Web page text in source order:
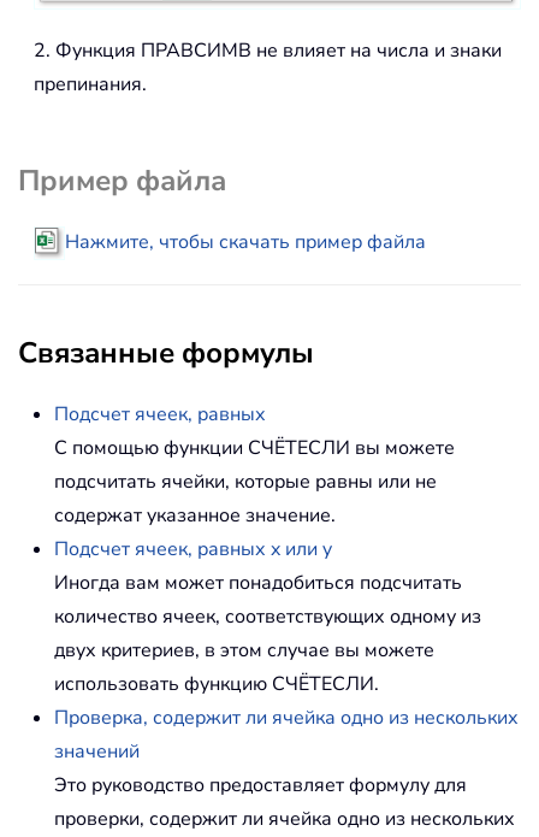
2. Функция ПРАВСИМВ не влияет на числа и знаки
препинания.
Пример файла
Нажмите, чтобы скачать пример файла
Связанные формулы
Подсчет ячеек, равных
С помощью функции СЧЁТЕСЛИ вы можете
подсчитать ячейки, которые равны или не
содержат указанное значение.
Подсчет ячеек, равных x или y
Иногда вам может понадобиться подсчитать
количество ячеек, соответствующих одному из
двух критериев, в этом случае вы можете
использовать функцию СЧЁТЕСЛИ.
Проверка, содержит ли ячейка одно из нескольких
значений
Это руководство предоставляет формулу для
проверки, содержит ли ячейка одно из нескольких